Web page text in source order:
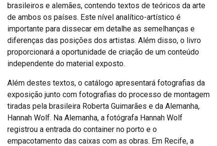
brasileiros e alemães, contendo textos de teóricos da arte
de ambos os países. Este nível analítico-artístico é
importante para dissecar em detalhe as semelhanças e
diferenças das posições dos artistas. Além disso, o livro
proporcionará a oportunidade de criação de um conteúdo
independente do material exposto.
Além destes textos, o catálogo apresentará fotografias da
exposição junto com fotografias do processo de montagem
tiradas pela brasileira Roberta Guimarães e da Alemanha,
Hannah Wolf. Na Alemanha, a fotógrafa Hannah Wolf
registrou a entrada do container no porto e o
empacotamento das caixas com as obras. Em Recife, a